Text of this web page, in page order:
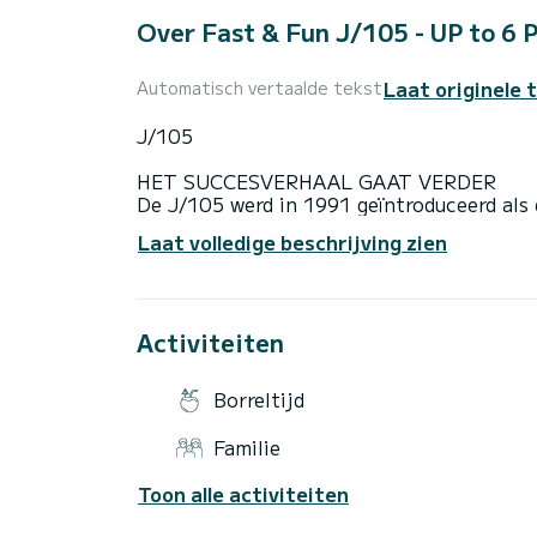
Over Fast & Fun J/105 - UP to 6
Automatisch vertaalde tekstLaat originele
J/105
HET SUCCESVERHAAL GAAT VERDER
De J/105 werd in 1991 geïntroduceerd
kielbootklasse van meer dan 30' in de VS
een website van wereldklasse en biedt
Francisco!
Het maximum aantal personen is 6 van
bent, boek dan de Yukon Jack (ook op
$250 uur weekend Max. 6 passagiers
Laat volledige beschrijving zien
Activiteiten
Borreltijd
Familie
Toon alle activiteiten